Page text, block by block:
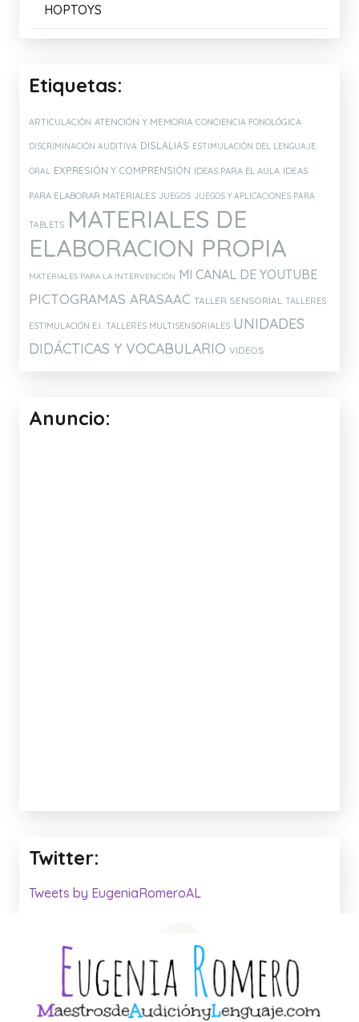
HOPTOYS
Etiquetas:
ARTICULACIÓN ATENCIÓN Y MEMORIA CONCIENCIA FONOLÓGICA
DISCRIMINACIÓN AUDITIVA DISLALIAS ESTIMULACIÓN DEL LENGUAJE
ORAL EXPRESIÓN Y COMPRENSIÓN IDEAS PARA EL AULA IDEAS
PARA ELABORAR MATERIALES JUEGOS JUEGOS Y APLICACIONES PARA
TABLETS MATERIALES DE
ELABORACION PROPIA
MATERIALES PARA LA INTERVENCIÓN MI CANAL DE YOUTUBE
PICTOGRAMAS ARASAAC TALLER SENSORIAL TALLERES
ESTIMULACIÓN E.I. TALLERES MULTISENSORIALES UNIDADES
DIDÁCTICAS Y VOCABULARIO VIDEOS
Anuncio:
Twitter:
Tweets by EugeniaRomeroAL